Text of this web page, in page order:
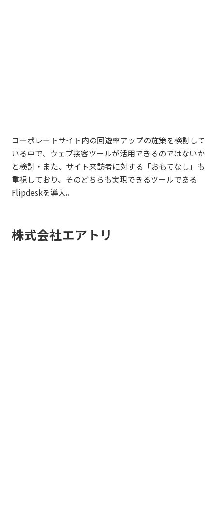
コーポレートサイト内の回遊率アップの施策を検討して
いる中で、ウェブ接客ツールが活用できるのではないか
と検討・また、サイト来訪者に対する「おもてなし」も
重視しており、そのどちらも実現できるツールである
Flipdeskを導入。
株式会社エアトリ